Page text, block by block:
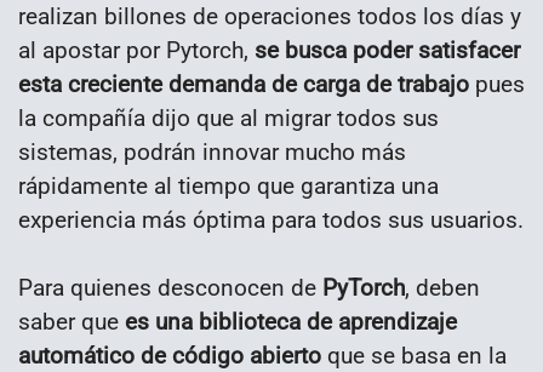
realizan billones de operaciones todos los días y
al apostar por Pytorch, se busca poder satisfacer
esta creciente demanda de carga de trabajo pues
la compañía dijo que al migrar todos sus
sistemas, podrán innovar mucho más
rápidamente al tiempo que garantiza una
experiencia más óptima para todos sus usuarios.
Para quienes desconocen de PyTorch, deben
saber que es una biblioteca de aprendizaje
automático de código abierto que se basa en la